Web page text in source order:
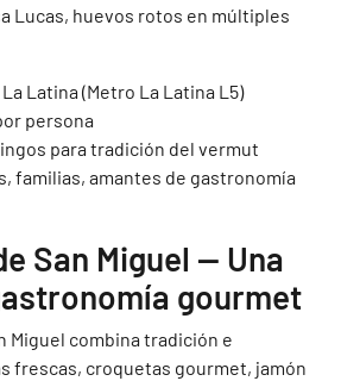
Lucas, huevos rotos en múltiples
Latina (Metro La Latina L5)
persona
para tradición del vermut
familias, amantes de gastronomía
San Miguel — Una
gourmet
Miguel combina tradición e
frescas, croquetas gourmet, jamón